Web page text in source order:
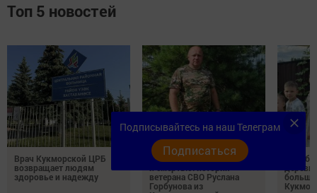
Топ 5 новостей
Врач Кукморской ЦРБ
возвращает людям
здоровье и надежду
17 секунд между жизнью
ветерана СВО Руслана
Горбунова из
Подписывайтесь на наш Телеграм
Подписаться